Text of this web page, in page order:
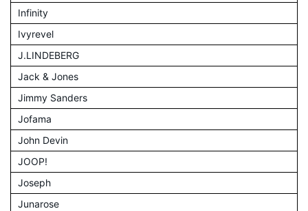
Infinity
Ivyrevel
J.LINDEBERG
Jack & Jones
Jimmy Sanders
Jofama
John Devin
JOOP!
Joseph
Junarose